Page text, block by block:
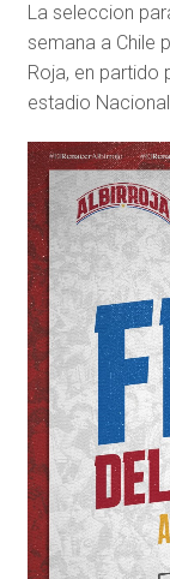
La seleccion
semana a Chile
Roja, en partido
estadio Nacional